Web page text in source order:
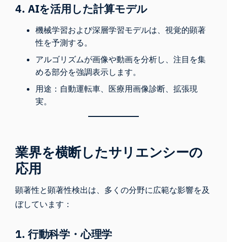
4. AIを活用した計算モデル
機械学習および深層学習モデルは、視覚的顕著
性を予測する。
アルゴリズムが画像や動画を分析し、注目を集
める部分を強調表示します。
用途：自動運転車、医療用画像診断、拡張現
実。
業界を横断したサリエンシーの
応用
顕著性と顕著性検出は、多くの分野に広範な影響を及
ぼしています：
1. 行動科学・心理学